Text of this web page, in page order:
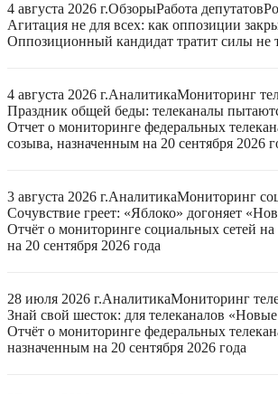
4 августа 2026 г.ОбзорыРабота депутатов
Агитация не для всех: как оппозиции
Оппозиционный кандидат тратит силы не
4 августа 2026 г.АналитикаМониторинг
Праздник общей беды: телеканалы
Отчет о мониторинге федеральных
созыва, назначенным на 20 сентября 2026
3 августа 2026 г.АналитикаМониторинг
Сочувствие греет: «Яблоко» догоняет
Отчёт о мониторинге социальных сетей
на 20 сентября 2026 года
28 июля 2026 г.АналитикаМониторинг
Знай свой шесток: для телеканалов
Отчёт о мониторинге федеральных
назначенным на 20 сентября 2026 года